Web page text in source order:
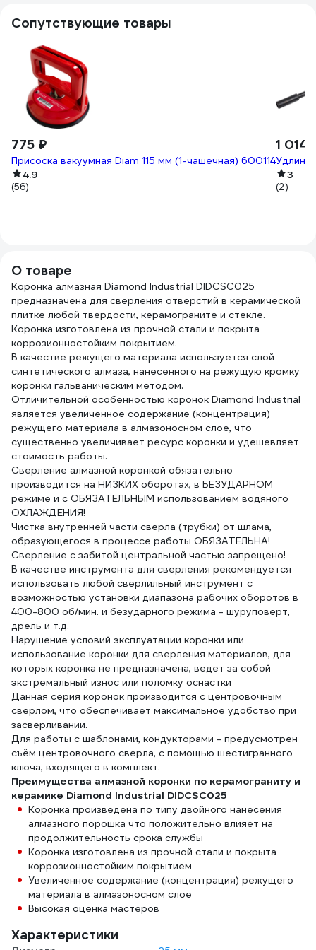
Сопутствующие товары
775 ₽
Присоска вакуумная Diam 115 мм (1-чашечная) 600114
4.9
(56)
1 014
3
(2)
О товаре
Коронка алмазная Diamond Industrial DIDCSC025
предназначена для сверления отверстий в керамической
плитке любой твердости, керамограните и стекле.
Коронка изготовлена из прочной стали и покрыта
коррозионностойким покрытием.
В качестве режущего материала используется слой
синтетического алмаза, нанесенного на режущую кромку
коронки гальваническим методом.
Отличительной особенностью коронок Diamond Industrial
является увеличенное содержание (концентрация)
режущего материала в алмазоносном слое, что
существенно увеличивает ресурс коронки и удешевляет
стоимость работы.
Сверление алмазной коронкой обязательно
производится на НИЗКИХ оборотах, в БЕЗУДАРНОМ
режиме и с ОБЯЗАТЕЛЬНЫМ использованием водяного
ОХЛАЖДЕНИЯ!
Чистка внутренней части сверла (трубки) от шлама,
образующегося в процессе работы ОБЯЗАТЕЛЬНА!
Сверление с забитой центральной частью запрещено!
В качестве инструмента для сверления рекомендуется
использовать любой сверлильный инструмент с
возможностью установки диапазона рабочих оборотов в
400-800 об/мин. и безударного режима - шуруповерт,
дрель и т.д.
Нарушение условий эксплуатации коронки или
использование коронки для сверления материалов, для
которых коронка не предназначена, ведет за собой
экстремальный износ или поломку оснастки
Данная серия коронок производится с центровочным
сверлом, что обеспечивает максимальное удобство при
засверливании.
Для работы с шаблонами, кондукторами - предусмотрен
съём центровочного сверла, с помощью шестигранного
ключа, входящего в комплект.
Преимущества алмазной коронки по керамограниту и
керамике Diamond Industrial DIDCSC025
Коронка произведена по типу двойного нанесения
алмазного порошка что положительно влияет на
продолжительность срока службы
Коронка изготовлена из прочной стали и покрыта
коррозионностойким покрытием
Увеличенное содержание (концентрация) режущего
материала в алмазоносном слое
Высокая оценка мастеров
Характеристики